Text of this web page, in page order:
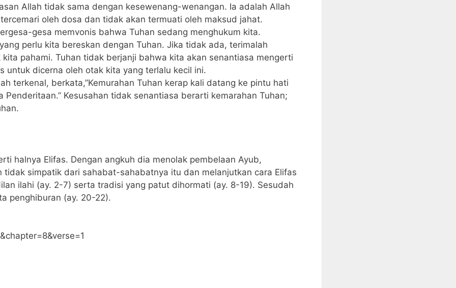
Allah tidak sama dengan kesewenang-wenangan. Ia adalah Allah
oleh dosa dan tidak akan termuati oleh maksud jahat.
gesa memvonis bahwa Tuhan sedang menghukum kita.
perlu kita bereskan dengan Tuhan. Jika tidak ada, terimalah
pahami. Tuhan tidak berjanji bahwa kita akan senantiasa mengerti
untuk dicerna oleh otak kita yang terlalu kecil ini.
terkenal, berkata,”Kemurahan Tuhan kerap kali datang ke pintu hati
Kesusahan tidak senantiasa berarti kemarahan Tuhan;
halnya Elifas. Dengan angkuh dia menolak pembelaan Ayub,
simpatik dari sahabat-sahabatnya itu dan melanjutkan cara Elifas
ilahi (ay. 2-7) serta tradisi yang patut dihormati (ay. 8-19). Sesudah
penghiburan (ay. 20-22).